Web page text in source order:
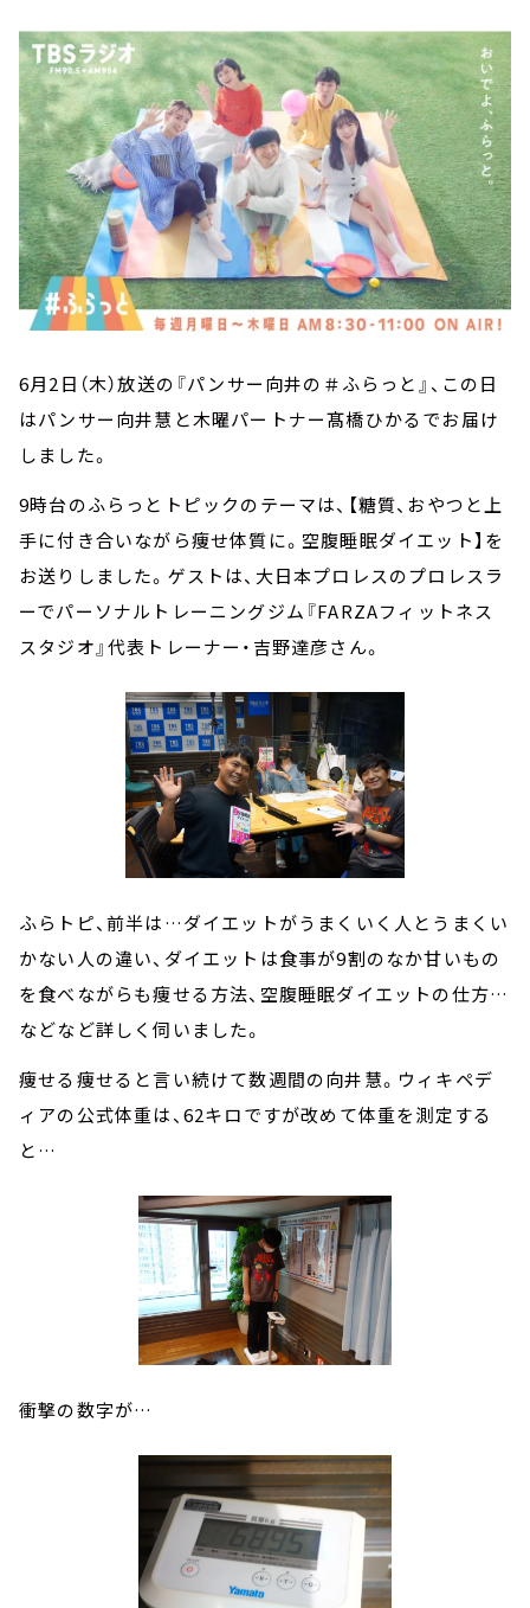
6月2日（木）放送の『パンサー向井の＃ふらっと』、この日
はパンサー向井慧と木曜パートナー髙橋ひかるでお届け
しました。
9時台のふらっとトピックのテーマは、【糖質、おやつと上
手に付き合いながら痩せ体質に。空腹睡眠ダイエット】を
お送りしました。ゲストは、大日本プロレスのプロレスラ
ーでパーソナルトレーニングジム『FARZAフィットネス
スタジオ』代表トレーナー・吉野達彦さん。
ふらトピ、前半は…ダイエットがうまくいく人とうまくい
かない人の違い、ダイエットは食事が9割のなか甘いもの
を食べながらも痩せる方法、空腹睡眠ダイエットの仕方…
などなど詳しく伺いました。
痩せる痩せると言い続けて数週間の向井慧。ウィキペデ
ィアの公式体重は、62キロですが改めて体重を測定する
と…
衝撃の数字が…